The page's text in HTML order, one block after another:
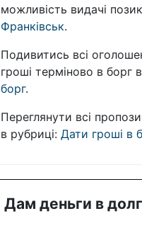
можливість видачі
Франківськ.
Подивитись всі
гроші терміново в борг
борг.
Переглянути всі
в рубриці: Дати гроші в
Дам деньги в